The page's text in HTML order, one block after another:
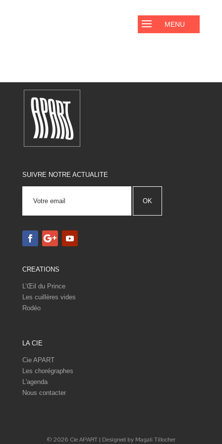
_GBN0803CO-
SUIVRE NOTRE ACTUALITE
CREATIONS
L’Œil du Prince
Les cuillères vides
Rodéo
LA CIE
Cie APART
Les chorégraphes
L'agenda
Nous contacter
© 2026 Cie APART | Designed by Magali Tillocher